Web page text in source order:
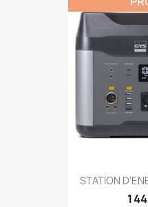
STATION
1